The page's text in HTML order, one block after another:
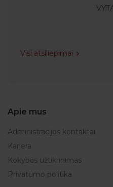
Visi atsiliepimai
Apie mus
Administracijos kontaktai
Karjera
Kokybės užtikrinimas
Privatumo politika